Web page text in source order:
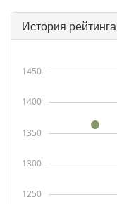
История рейтинга
1250
1300
1350
1400
1450